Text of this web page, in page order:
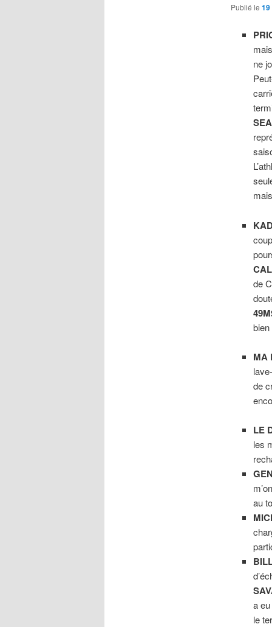
Publié le 19
ne
de
bien
MA
de
LE
les
au
a
le